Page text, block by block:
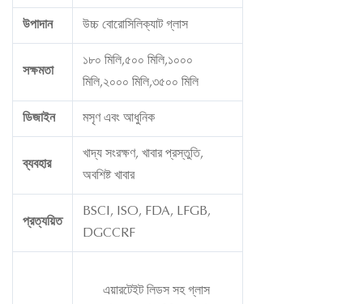
উপাদান উচ্চ বোরোসিলিক্যাট গ্লাস
সক্ষমতা
১৮০ মিলি,৫০০ মিলি,১০০০
মিলি,২০০০ মিলি,৩৫০০ মিলি
ডিজাইন মসৃণ এবং আধুনিক
ব্যবহার
খাদ্য সংরক্ষণ, খাবার প্রস্তুতি,
অবশিষ্ট খাবার
প্রত্যয়িত
BSCI, ISO, FDA, LFGB,
DGCCRF
এয়ারটেইট লিডস সহ গ্লাস